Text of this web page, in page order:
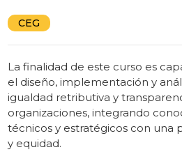
CEG
La finalidad de este curso es
el diseño, implementación y
igualdad retributiva y
organizaciones, integrando
técnicos y estratégicos con una
y equidad.